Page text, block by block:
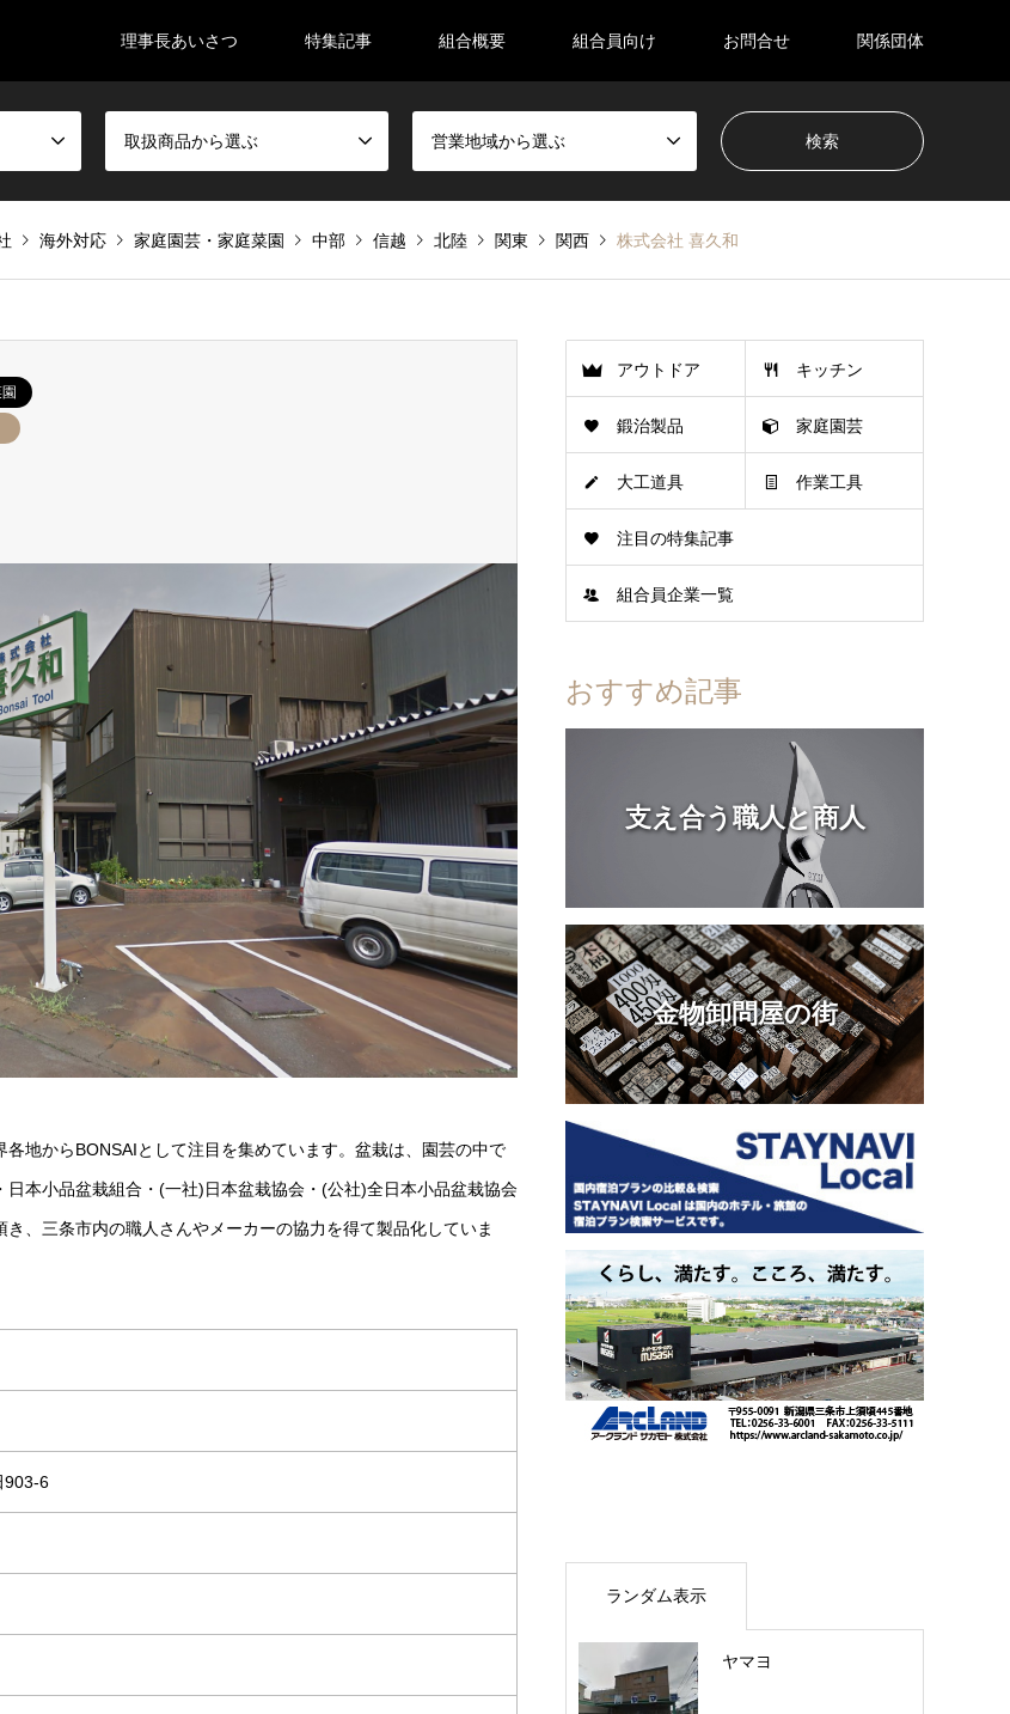
理事長あいさつ 特集記事 組合概要 組合員向け お問合せ 関係団体
取扱商品から選ぶ 営業地域から選ぶ
海外対応 家庭園芸・家庭菜園 中部 信越 北陸 関東 関西 株式会社 喜久和
地からBONSAIとして注目を集めています。盆栽は、園芸の中で
本小品盆栽組合・(一社)日本盆栽協会・(公社)全日本小品盆栽協会
、三条市内の職人さんやメーカーの協力を得て製品化していま
903-6
アウトドア キッチン
鍛治製品 家庭園芸
大工道具 作業工具
注目の特集記事
組合員企業一覧
おすすめ記事
支え合う職人と商人
金物卸問屋の街
ランダム表示
ヤマヨ